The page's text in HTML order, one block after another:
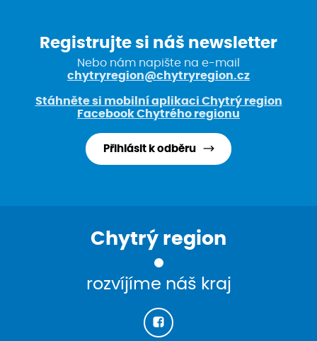
Registrujte si náš newsletter
Nebo nám napište na e-mail
chytryregion@chytryregion.cz
Stáhněte si mobilní aplikaci Chytrý region
Facebook Chytrého regionu
Přihlásit k odběru
Chytrý region
rozvíjíme náš kraj